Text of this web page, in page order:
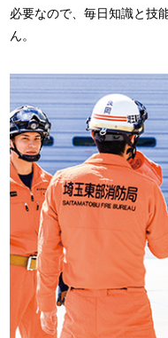
必要なので、毎日知識と技
ん。